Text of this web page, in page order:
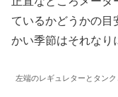
ているかどうかの目
かい季節はそれなり
左端のレギュレターとタン